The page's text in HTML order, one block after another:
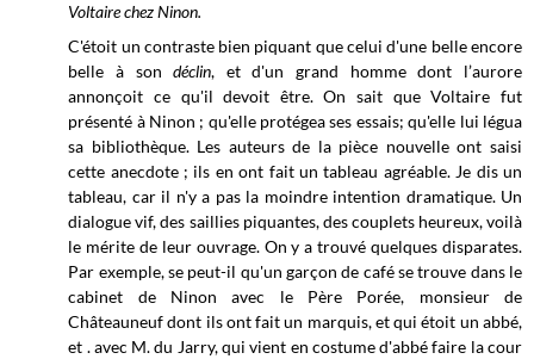
Voltaire chez Ninon.
C'étoit un contraste bien piquant que celui d'une belle encore
belle à sondéclin, et d'un grand homme dont l’aurore
annonçoit ce qu'il devoit être. On sait que Voltaire fut
présenté à Ninon ; qu'elle protégea ses essais; qu'elle lui légua
sa bibliothèque. Les auteurs de la pièce nouvelle ont saisi
cette anecdote ; ils en ont fait un tableau agréable. Je dis un
tableau, car il n'y a pas la moindre intention dramatique. Un
dialogue vif, des saillies piquantes, des couplets heureux, voilà
le mérite de leur ouvrage. On y a trouvé quelques disparates.
Par exemple, se peut-il qu'un garçon de café se trouve dans le
cabinet de Ninon avec le Père Porée, monsieur de
Châteauneuf dont ils ont fait un marquis, et qui étoit un abbé,
et . avec M. du Jarry, qui vient en costume d'abbé faire la cour